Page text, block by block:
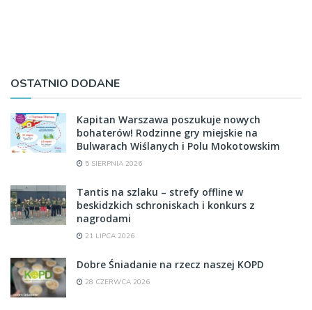
OSTATNIO DODANE
Kapitan Warszawa poszukuje nowych
bohaterów! Rodzinne gry miejskie na
Bulwarach Wiślanych i Polu Mokotowskim
5 SIERPNIA 2026
Tantis na szlaku – strefy offline w
beskidzkich schroniskach i konkurs z
nagrodami
21 LIPCA 2026
Dobre Śniadanie na rzecz naszej KOPD
28 CZERWCA 2026